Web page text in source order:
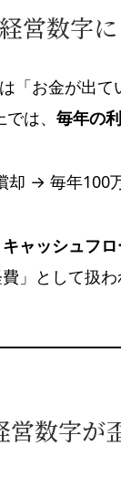
営数字
「お金が出て
は、 毎年の
却 → 毎年100
ャッシュフ
」として扱わ
営数字が